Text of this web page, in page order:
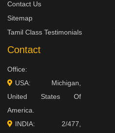
Contact Us
Sitemap
Tamil Class Testimonials
Contact
Office:
USA: Michigan,
United States Of
America.
INDIA: 2/477,